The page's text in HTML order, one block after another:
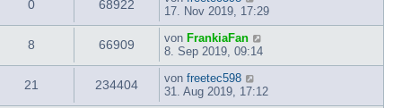
0 68922
17. Nov 2019, 17:29
8 66909 von FrankiaFan
8. Sep 2019, 09:14
21 234404 von freetec598
31. Aug 2019, 17:12